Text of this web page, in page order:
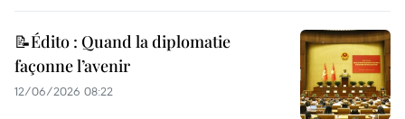
📝Édito : Quand la diplomatie
façonne l’avenir
12/06/2026 08:22